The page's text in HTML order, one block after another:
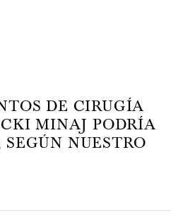
DE CIRUGÍA
MINAJ PODRÍA
NUESTRO